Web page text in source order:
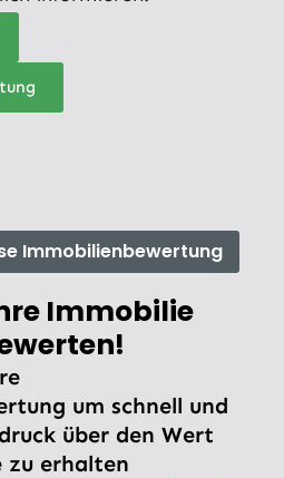
Immobilienbewertung
Immobilie
um schnell und
über den Wert
erhalten